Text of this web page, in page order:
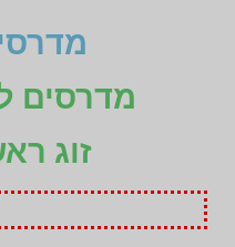
מדרסים במבצע: 3
מדרסים
זוג